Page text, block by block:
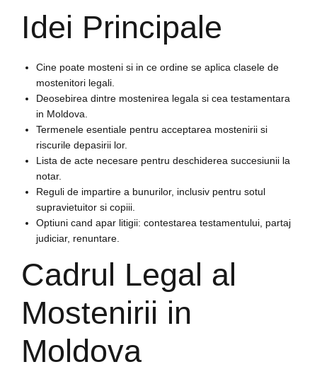
Idei Principale
Cine poate mosteni si in ce ordine se aplica clasele de
mostenitori legali.
Deosebirea dintre mostenirea legala si cea testamentara
in Moldova.
Termenele esentiale pentru acceptarea mostenirii si
riscurile depasirii lor.
Lista de acte necesare pentru deschiderea succesiunii la
notar.
Reguli de impartire a bunurilor, inclusiv pentru sotul
supravietuitor si copiii.
Optiuni cand apar litigii: contestarea testamentului, partaj
judiciar, renuntare.
Cadrul Legal al
Mostenirii in
Moldova